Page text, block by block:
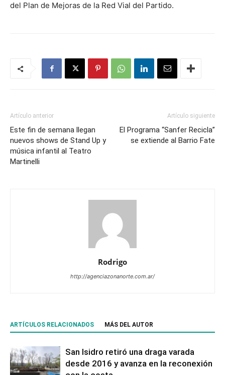
del Plan de Mejoras de la Red Vial del Partido.
Artículo anterior
Este fin de semana llegan
nuevos shows de Stand Up y
música infantil al Teatro
Martinelli
Artículo siguiente
El Programa “Sanfer Recicla”
se extiende al Barrio Fate
Rodrigo
http://agenciazonanorte.com.ar/
ARTÍCULOS RELACIONADOS MÁS DEL AUTOR
San Isidro retiró una draga varada
desde 2016 y avanza en la reconexión